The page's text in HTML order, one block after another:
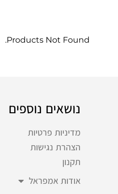
Products Not Found.
נושאים נוספים
מדיניות פרטיות
הצהרת נגישות
תקנון
אודות אמפראל